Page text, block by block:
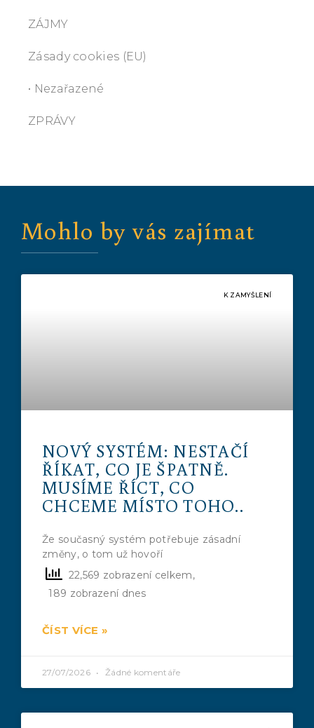
ZÁJMY
Zásady cookies (EU)
• Nezařazené
ZPRÁVY
Mohlo by vás zajímat
K ZAMYŠLENÍ
NOVÝ SYSTÉM: NESTAČÍ
ŘÍKAT, CO JE ŠPATNĚ.
MUSÍME ŘÍCT, CO
CHCEME MÍSTO TOHO..
Že současný systém potřebuje zásadní
změny, o tom už hovoří
22,569 zobrazení celkem,
189 zobrazení dnes
ČÍST VÍCE »
27/07/2026 Žádné komentáře